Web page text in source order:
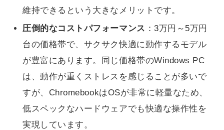
維持できるという大きなメリットです。
圧倒的なコストパフォーマンス ：3万円～5万円
台の価格帯で、サクサク快適に動作するモデル
が豊富にあります。同じ価格帯のWindows PC
は、動作が重くストレスを感じることが多いで
すが、ChromebookはOSが非常に軽量なため、
低スペックなハードウェアでも快適な操作性を
実現しています。